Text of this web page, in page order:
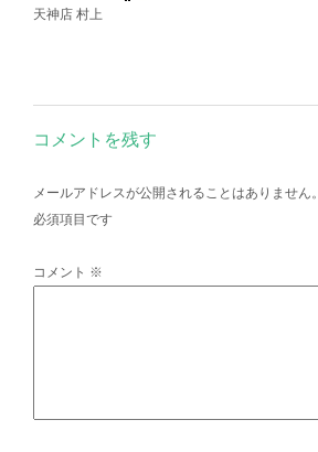
天神店 村上
コメントを残す
メールアドレスが公開されることはありません。
必須項目です
コメント ※